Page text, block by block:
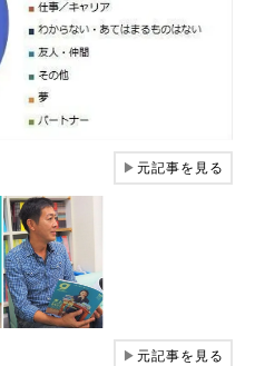
▶元記事を見る
▶元記事を見る